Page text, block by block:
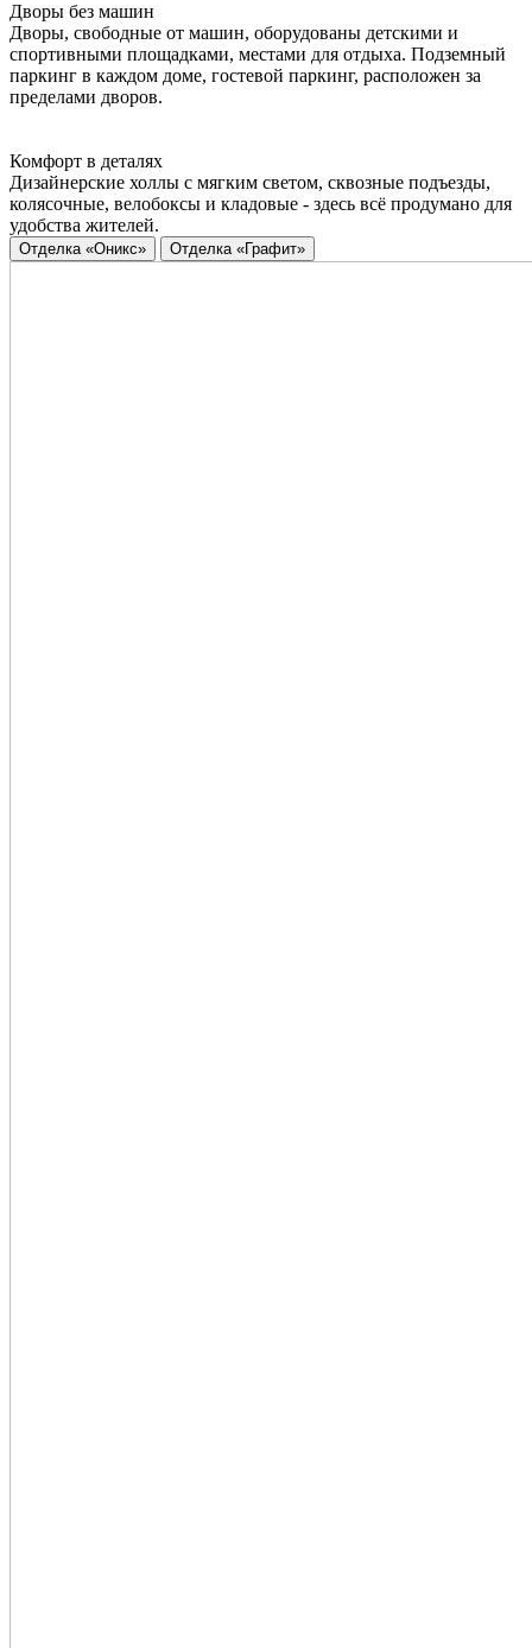
Дворы без машин
Дворы, свободные от машин, оборудованы детскими и
спортивными площадками, местами для отдыха. Подземный
паркинг в каждом доме, гостевой паркинг, расположен за
пределами дворов.
Комфорт в деталях
Дизайнерские холлы с мягким светом, сквозные подъезды,
колясочные, велобоксы и кладовые - здесь всё продумано для
удобства жителей.
Отделка «Оникс» Отделка «Графит»